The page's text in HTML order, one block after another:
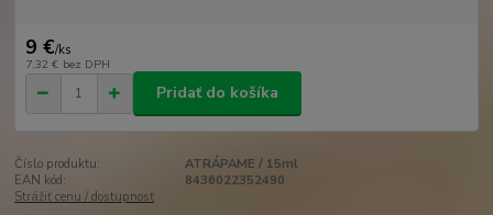
9 €/ks
7,32 € bez DPH
Pridať do košíka
Číslo produktu:
ATRÁPAME / 15ml
EAN kód:
8436022352490
Strážiť cenu / dostupnosť